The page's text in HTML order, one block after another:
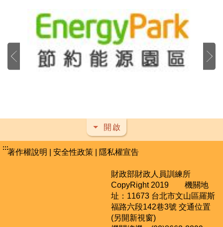
開啟
:::著作權說明 安全性政策 隱私權宣告
財政部財政人員訓練所
CopyRight 2019 機關地
址：11673 台北市文山區羅斯
福路六段142巷3號 交通位置
(另開新視窗)